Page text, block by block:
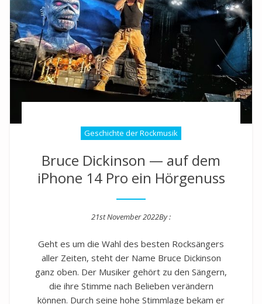
Geschichte der Rockmusik
Bruce Dickinson — auf dem
iPhone 14 Pro ein Hörgenuss
21st November 2022By :
Geht es um die Wahl des besten Rocksängers
aller Zeiten, steht der Name Bruce Dickinson
ganz oben. Der Musiker gehört zu den Sängern,
die ihre Stimme nach Belieben verändern
können. Durch seine hohe Stimmlage bekam er